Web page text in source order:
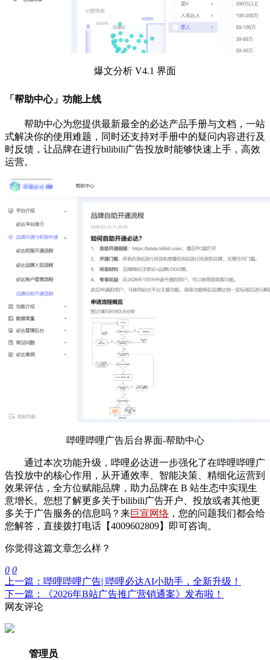
爆文分析 V4.1 界面
「帮助中心」功能上线
帮助中心为您提供最新最全的必达产品手册与文档，一站
式解决你的使用难题，同时还支持对手册中的疑问内容进行及
时反馈，让品牌在进行bilibili广告投放时能够快速上手，高效
运营。
哔哩哔哩广告后台界面-帮助中心
通过本次功能升级，哔哩必达进一步强化了在哔哩哔哩广
告投放中的核心作用，从开通效率、智能决策、精细化运营到
效果评估，全方位赋能品牌，助力品牌在 B 站生态中实现生
意增长。您想了解更多关于bilibili广告开户、投放或者其他更
多关于广告服务的信息吗？来巨宣网络 ，您的问题我们都会给
您解答，直接拨打电话【4009602809】即可咨询。
你觉得这篇文章怎么样？
0 0
上一篇：哔哩哔哩广告| 哔哩必达AI小助手，全新升级！
下一篇：《2026年B站广告推广营销通案》发布啦！
网友评论
管理员